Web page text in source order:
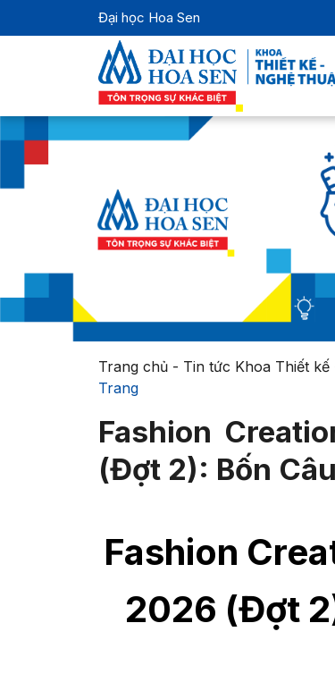
Đại học Hoa Sen
Trang chủ- Tin tức Khoa Thiết
Trang
Fashion
(Đợt 2): Bốn
Fashion
2026 (Đợt